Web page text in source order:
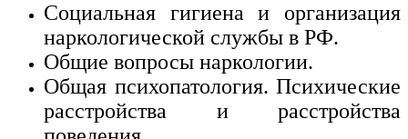
Социальная гигиена и организация
наркологической службы в РФ.
Общие вопросы наркологии.
Общая психопатология. Психические
расстройства и расстройства